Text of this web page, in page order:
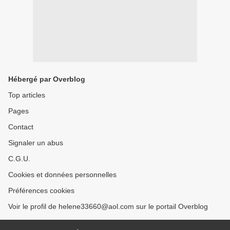
Hébergé par Overblog
Top articles
Pages
Contact
Signaler un abus
C.G.U.
Cookies et données personnelles
Préférences cookies
Voir le profil de helene33660@aol.com sur le portail Overblog